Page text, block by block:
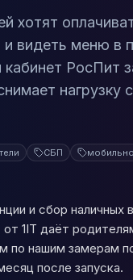
хотят
видеть меню в
кабинет РосПит
нагрузку
СБП
и сбор наличных
1IT даёт
по нашим замерам
после запуска.